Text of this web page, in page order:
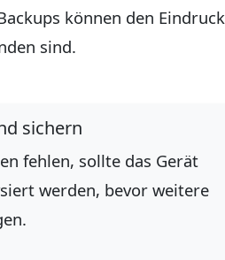
können den Eindruck
sind.
sichern
fehlen, sollte das Gerät
werden, bevor weitere